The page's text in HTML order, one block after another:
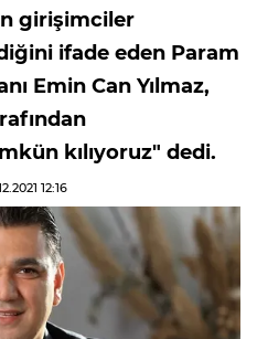
girişimciler
ifade eden Param
Emin Can Yılmaz,
kılıyoruz" dedi.
12:16